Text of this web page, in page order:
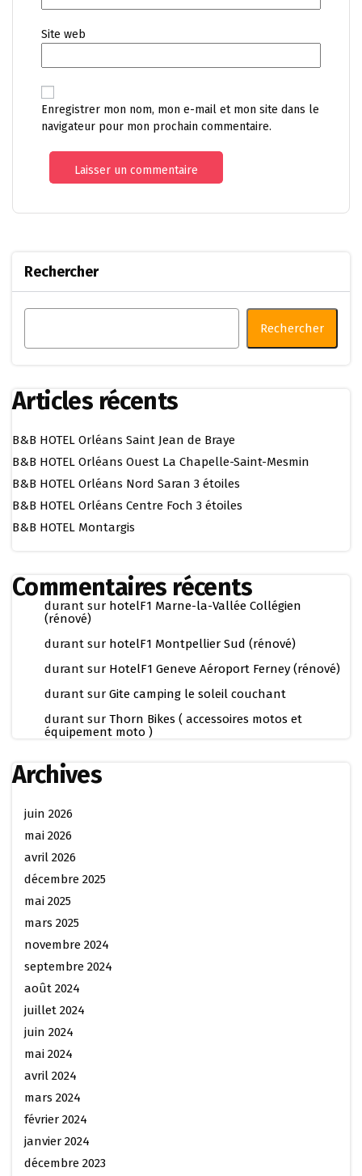
Site web
Enregistrer mon nom, mon e-mail et mon site dans le
navigateur pour mon prochain commentaire.
Rechercher
Rechercher
Articles récents
B&B HOTEL Orléans Saint Jean de Braye
B&B HOTEL Orléans Ouest La Chapelle-Saint-Mesmin
B&B HOTEL Orléans Nord Saran 3 étoiles
B&B HOTEL Orléans Centre Foch 3 étoiles
B&B HOTEL Montargis
Commentaires récents
durant sur hotelF1 Marne-la-Vallée Collégien
(rénové)
durant sur hotelF1 Montpellier Sud (rénové)
durant sur HotelF1 Geneve Aéroport Ferney (rénové)
durant sur Gite camping le soleil couchant
durant sur Thorn Bikes ( accessoires motos et
équipement moto )
Archives
juin 2026
mai 2026
avril 2026
décembre 2025
mai 2025
mars 2025
novembre 2024
septembre 2024
août 2024
juillet 2024
juin 2024
mai 2024
avril 2024
mars 2024
février 2024
janvier 2024
décembre 2023